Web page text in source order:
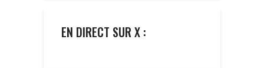
EN DIRECT SUR X :